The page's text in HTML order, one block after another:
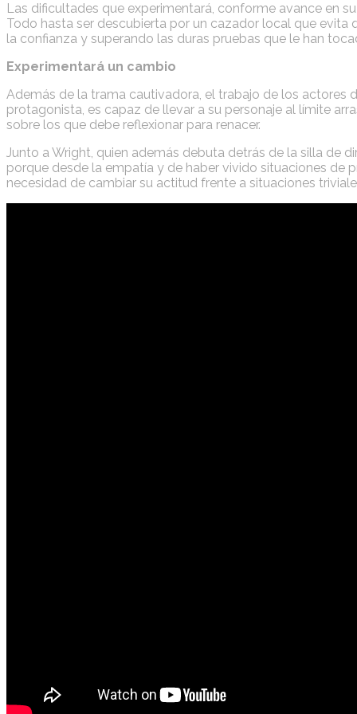
Las dificultades que experimentará, conforme avance en
Todo hasta ser descubierta por un cazador local que evita
la confianza y superando las duras pruebas que le han
Experimentará un cambio
Además de la trama cautivadora, el trabajo de los actores
protagonista, es capaz de llevar a su personaje al límite
sobre los que debe reflexionar para renacer.
Junto a Wright, quien además debuta detrás de la silla de
porque desde la empatía y de haber vivido situaciones de
necesidad de cambiar su actitud frente a situaciones